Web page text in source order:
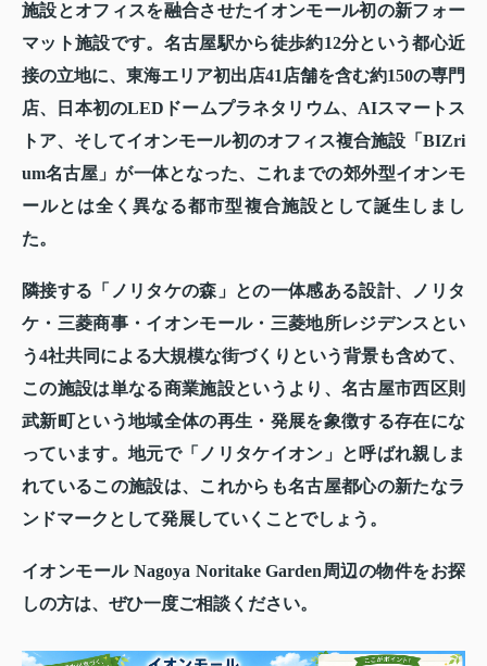
施設とオフィスを融合させたイオンモール初の新フォー
マット施設です。名古屋駅から徒歩約12分という都心近
接の立地に、東海エリア初出店41店舗を含む約150の専門
店、日本初のLEDドームプラネタリウム、AIスマートス
トア、そしてイオンモール初のオフィス複合施設「BIZri
um名古屋」が一体となった、これまでの郊外型イオンモ
ールとは全く異なる都市型複合施設として誕生しまし
た。
隣接する「ノリタケの森」との一体感ある設計、ノリタ
ケ・三菱商事・イオンモール・三菱地所レジデンスとい
う4社共同による大規模な街づくりという背景も含めて、
この施設は単なる商業施設というより、名古屋市西区則
武新町という地域全体の再生・発展を象徴する存在にな
っています。地元で「ノリタケイオン」と呼ばれ親しま
れているこの施設は、これからも名古屋都心の新たなラ
ンドマークとして発展していくことでしょう。
イオンモール Nagoya Noritake Garden周辺の物件をお探
しの方は、ぜひ一度ご相談ください。